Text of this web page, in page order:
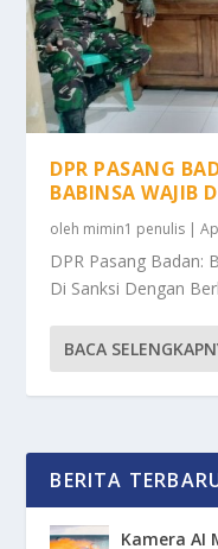
DPR PASANG
BABINSA WAJIB
oleh mimin1 penulis |
DPR Pasang Badan:
Di Sanksi Dengan
BACA
BERITA
Kamera AI